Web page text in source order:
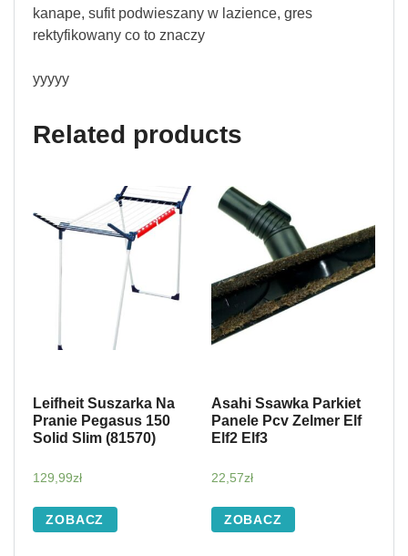
kanape, sufit podwieszany w lazience, gres
rektyfikowany co to znaczy
yyyyy
Related products
Leifheit Suszarka Na
Pranie Pegasus 150
Solid Slim (81570)
129,99zł
ZOBACZ
Asahi Ssawka Parkiet
Panele Pcv Zelmer Elf
Elf2 Elf3
22,57zł
ZOBACZ